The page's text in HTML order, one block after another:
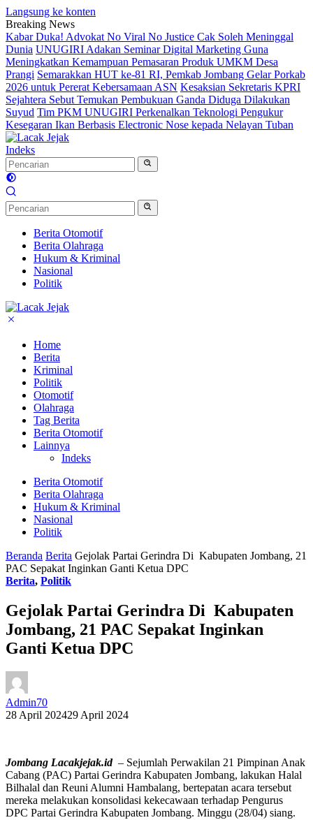
Langsung ke konten
Breaking News
Kabar Duka! Advokat No Viral No Justice Cak Soleh Meninggal
Dunia UNUGIRI Adakan Seminar Digital Marketing Guna
Meningkatkan Kemampuan Pemasaran Produk UMKM Desa
Prangi Semarakkan HUT ke-81 RI, Pemkab Jombang Gelar Porkab
2026 untuk Pererat Kebersamaan ASN Kesaksian Sekretaris KPRI
Sejahtera Sebut Temukan Pembukuan Ganda Diduga Dilakukan
Suyud Tim PKM UNUGIRI Perkenalkan Teknologi Pengukur
Kesegaran Ikan Berbasis Electronic Nose kepada Nelayan Tuban
Indeks
Berita Otomotif
Berita Olahraga
Hukum & Kriminal
Nasional
Politik
Home
Berita
Kriminal
Politik
Otomotif
Olahraga
Tag Berita
Berita Otomotif
Lainnya
Indeks
Berita Otomotif
Berita Olahraga
Hukum & Kriminal
Nasional
Politik
Beranda Berita Gejolak Partai Gerindra Di Kabupaten Jombang, 21
PAC Sepakat Inginkan Ganti Ketua DPC
Berita, Politik
Gejolak Partai Gerindra Di Kabupaten
Jombang, 21 PAC Sepakat Inginkan
Ganti Ketua DPC
Admin70
28 April 202429 April 2024
Jombang Lacakjejak.id– Sejumlah Perwakilan 21 Pimpinan Anak
Cabang (PAC) Partai Gerindra Kabupaten Jombang, lakukan Halal
Bilhalal dan Reuni Alumni Hambalang, bertepatan acara tersebut
mereka melakukan konsolidasi kekecawaan terhadap Pengurus
DPC Partai Gerindra Kabupaten Jombang. Minggu (28/04) siang.